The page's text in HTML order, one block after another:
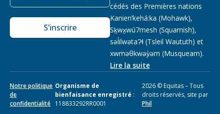
S’inscrire
cédés des Premières nations
Kanien’kehá:ka (Mohawk),
Sḵwx̱wú7mesh (Squamish),
səl̓ilwətaɁɬ (Tsleil Waututh) et
xwməθkwəy̓əm (Musqueam).
Lire la suite
Notre politique
de
confidentialité
Organisme de
bienfaisance enregistré :
118833292RR0001
2026 © Equitas – Tous
droits réservés, site par
Phil